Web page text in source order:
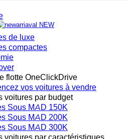
NEW
de luxe
compactes
flotte OneClickDrive
vos voitures à vendre
voitures par budget
Sous MAD 150K
Sous MAD 200K
Sous MAD 300K